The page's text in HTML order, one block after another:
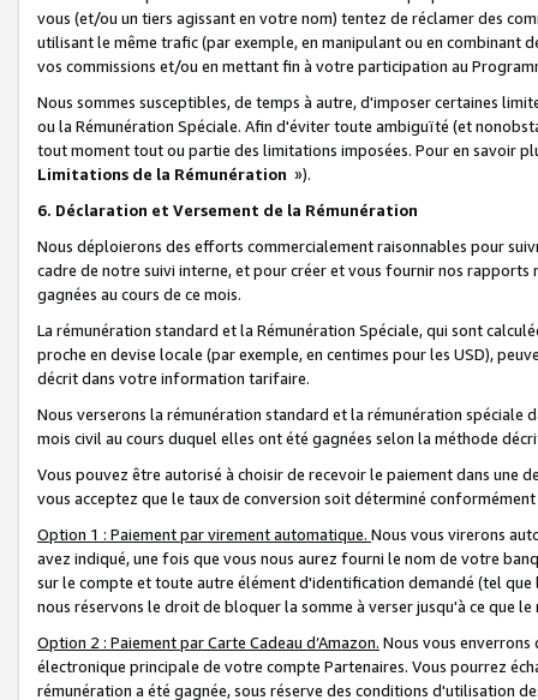
vous (et/ou un tiers agissant en votre nom) tentez de réclamer des
utilisant le même trafic (par exemple, en manipulant ou en combinant
vos commissions et/ou en mettant fin à votre participation au
Nous sommes susceptibles, de temps à autre, d'imposer certaines
ou la Rémunération Spéciale. Afin d'éviter toute ambiguïté (et
tout moment tout ou partie des limitations imposées. Pour en savoir
Limitations de la Rémunération »).
6. Déclaration et Versement de la Rémunération
Nous déploierons des efforts commercialement raisonnables pour
cadre de notre suivi interne, et pour créer et vous fournir nos
gagnées au cours de ce mois.
La rémunération standard et la Rémunération Spéciale, qui sont
proche en devise locale (par exemple, en centimes pour les USD),
décrit dans votre information tarifaire.
Nous verserons la rémunération standard et la rémunération spéciale
mois civil au cours duquel elles ont été gagnées selon la méthode
Vous pouvez être autorisé à choisir de recevoir le paiement dans une
vous acceptez que le taux de conversion soit déterminé
Option 1 : Paiement par virement automatique. Nous vous virerons
avez indiqué, une fois que vous nous aurez fourni le nom de votre
sur le compte et toute autre élément d'identification demandé (tel que
nous réservons le droit de bloquer la somme à verser jusqu'à ce que
Option 2 : Paiement par Carte Cadeau d’Amazon. Nous vous
électronique principale de votre compte Partenaires. Vous pourrez
rémunération a été gagnée, sous réserve des conditions d'utilisation